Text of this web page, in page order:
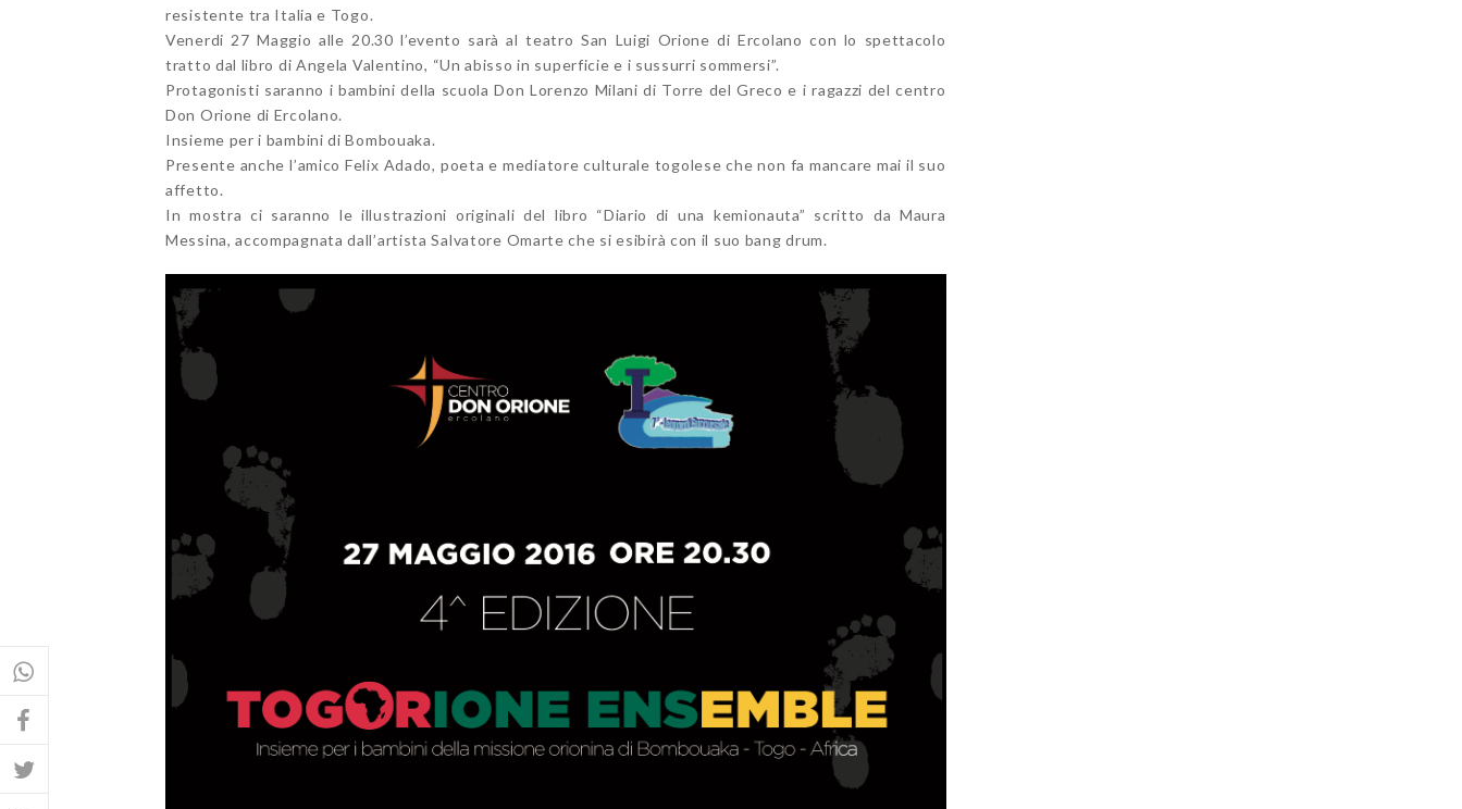
resistente tra Italia e Togo.
Venerdi 27 Maggio alle 20.30 l’evento sarà al teatro San Luigi Orione di Ercolano con lo spettacolo
tratto dal libro di Angela Valentino, “Un abisso in superficie e i sussurri sommersi”.
Protagonisti saranno i bambini della scuola Don Lorenzo Milani di Torre del Greco e i ragazzi del centro
Don Orione di Ercolano.
Insieme per i bambini di Bombouaka.
Presente anche l’amico Felix Adado, poeta e mediatore culturale togolese che non fa mancare mai il suo
affetto.
In mostra ci saranno le illustrazioni originali del libro “Diario di una kemionauta” scritto da Maura
Messina, accompagnata dall’artista Salvatore Omarte che si esibirà con il suo bang drum.